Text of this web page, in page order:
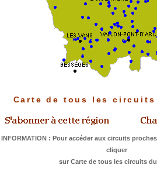
Carte de tous les circuits
INFORMATION : Pour accéder aux circuits
cliquer
sur Carte de tous les circuits du